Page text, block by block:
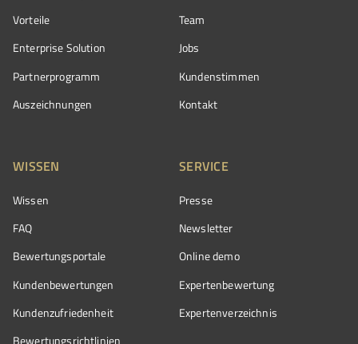
Vorteile
Enterprise Solution
Partnerprogramm
Auszeichnungen
Team
Jobs
Kundenstimmen
Kontakt
WISSEN
Wissen
FAQ
Bewertungsportale
Kundenbewertungen
Kundenzufriedenheit
Bewertungs­richtlinien
SERVICE
Presse
Newsletter
Online demo
Expertenbewertung
Expertenverzeichnis